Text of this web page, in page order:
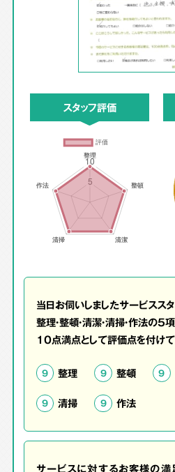
スタッフ評価
当日お伺いしましたサービススタ
整理・整頓・清潔・清掃・作法の
10点満点として評価点を付けて
9 整理 9 整頓 9
9 清掃 9 作法
サービスに対するお客様の満